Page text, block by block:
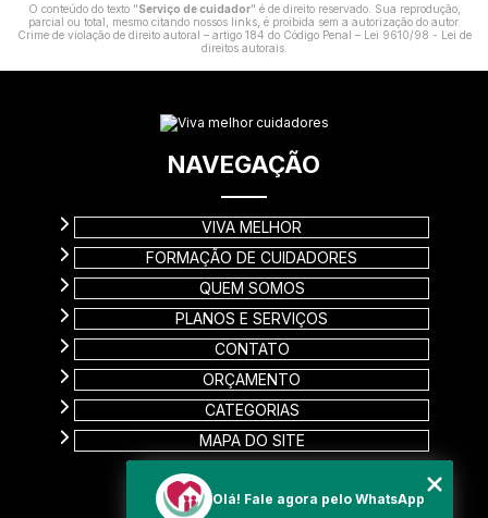
O conteúdo do texto "Serviço de cuidador" é de direito reservado. Sua reprodução,
parcial ou total, mesmo citando nossos links, é proibida sem a autorização do autor.
Crime de violação de direito autoral – artigo 184 do Código Penal – Lei 9610/98 - Lei de
direitos autorais.
NAVEGAÇÃO
VIVA MELHOR
FORMAÇÃO DE CUIDADORES
QUEM SOMOS
PLANOS E SERVIÇOS
CONTATO
ORÇAMENTO
CATEGORIAS
MAPA DO SITE
CONTATO
Olá! Fale agora pelo WhatsApp